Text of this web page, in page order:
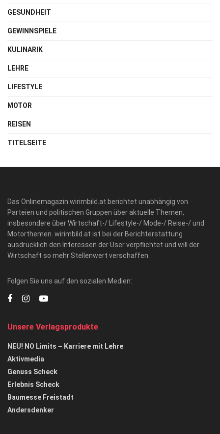
GESUNDHEIT
GEWINNSPIELE
KULINARIK
LEHRE
LIFESTYLE
MOTOR
REISEN
TITELSEITE
Das Onlinemagazin wirimbild.at berichtet unabhängig von
Parteien und politischen Gruppen über aktuelle Themen,
insbesondere über Wirtschaft-/ Lifestyle-/ Mode-/ Reise-/ und
Motorthemen. wirimbild.at ist bei der Berichterstattung
ausdrücklich den Interessen der User verpflichtet und will der
Wirtschaft so mehr Stellenwert verschaffen.
Folgen Sie uns auf den sozialen Medien:
Unsere Verlagsprodukte
NEU! NO Limits – Karriere mit Lehre
Aktivmedia
Genuss Scheck
Erlebnis Scheck
Baumesse Freistadt
Andersdenker